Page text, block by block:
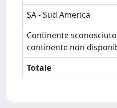
SA - Sud America
Continente
continente non
Totale